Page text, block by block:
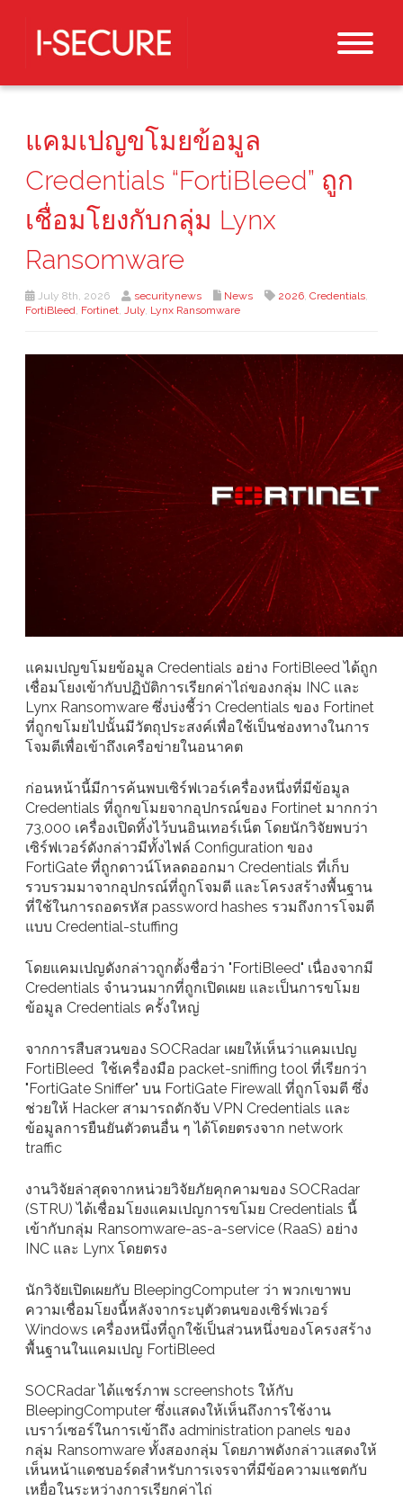
แคมเปญขโมยข้อมูล
Credentials “FortiBleed” ถูก
เชื่อมโยงกับกลุ่ม Lynx
Ransomware
July 8th, 2026 securitynews News 2026, Credentials,
FortiBleed, Fortinet, July, Lynx Ransomware
แคมเปญขโมยข้อมูล Credentials อย่าง FortiBleed ได้ถูก
เชื่อมโยงเข้ากับปฏิบัติการเรียกค่าไถ่ของกลุ่ม INC และ
Lynx Ransomware ซึ่งบ่งชี้ว่า Credentials ของ Fortinet
ที่ถูกขโมยไปนั้นมีวัตถุประสงค์เพื่อใช้เป็นช่องทางในการ
โจมตีเพื่อเข้าถึงเครือข่ายในอนาคต
ก่อนหน้านี้มีการค้นพบเซิร์ฟเวอร์เครื่องหนึ่งที่มีข้อมูล
Credentials ที่ถูกขโมยจากอุปกรณ์ของ Fortinet มากกว่า
73,000 เครื่องเปิดทิ้งไว้บนอินเทอร์เน็ต โดยนักวิจัยพบว่า
เซิร์ฟเวอร์ดังกล่าวมีทั้งไฟล์ Configuration ของ
FortiGate ที่ถูกดาวน์โหลดออกมา Credentials ที่เก็บ
รวบรวมมาจากอุปกรณ์ที่ถูกโจมตี และโครงสร้างพื้นฐาน
ที่ใช้ในการถอดรหัส password hashes รวมถึงการโจมตี
แบบ Credential-stuffing
โดยแคมเปญดังกล่าวถูกตั้งชื่อว่า "FortiBleed" เนื่องจากมี
Credentials จำนวนมากที่ถูกเปิดเผย และเป็นการขโมย
ข้อมูล Credentials ครั้งใหญ่
จากการสืบสวนของ SOCRadar เผยให้เห็นว่าแคมเปญ
FortiBleed ใช้เครื่องมือ packet-sniffing tool ที่เรียกว่า
"FortiGate Sniffer" บน FortiGate Firewall ที่ถูกโจมตี ซึ่ง
ช่วยให้ Hacker สามารถดักจับ VPN Credentials และ
ข้อมูลการยืนยันตัวตนอื่น ๆ ได้โดยตรงจาก network
traffic
งานวิจัยล่าสุดจากหน่วยวิจัยภัยคุกคามของ SOCRadar
(STRU) ได้เชื่อมโยงแคมเปญการขโมย Credentials นี้
เข้ากับกลุ่ม Ransomware-as-a-service (RaaS) อย่าง
INC และ Lynx โดยตรง
นักวิจัยเปิดเผยกับ BleepingComputer ว่า พวกเขาพบ
ความเชื่อมโยงนี้หลังจากระบุตัวตนของเซิร์ฟเวอร์
Windows เครื่องหนึ่งที่ถูกใช้เป็นส่วนหนึ่งของโครงสร้าง
พื้นฐานในแคมเปญ FortiBleed
SOCRadar ได้แชร์ภาพ screenshots ให้กับ
BleepingComputer ซึ่งแสดงให้เห็นถึงการใช้งาน
เบราว์เซอร์ในการเข้าถึง administration panels ของ
กลุ่ม Ransomware ทั้งสองกลุ่ม โดยภาพดังกล่าวแสดงให้
เห็นหน้าแดชบอร์ดสำหรับการเจรจาที่มีข้อความแชตกับ
เหยื่อในระหว่างการเรียกค่าไถ่